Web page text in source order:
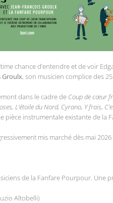
chance d’entendre et de voir
Groulx, son musicien complice des
dans le cadre de Coup de cœur
L’étoile du Nord, Cyrano, Y frais,
instrumentale existante de la
mis marché dès mai
de la Fanfare Pourpour. Une
Altobelli)